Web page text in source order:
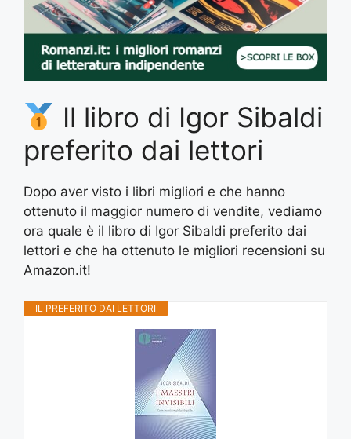
Il libro di Igor Sibaldi
preferito dai lettori
Dopo aver visto i libri migliori e che hanno
ottenuto il maggior numero di vendite, vediamo
ora quale è il libro di Igor Sibaldi preferito dai
lettori e che ha ottenuto le migliori recensioni su
Amazon.it!
IL PREFERITO DAI LETTORI